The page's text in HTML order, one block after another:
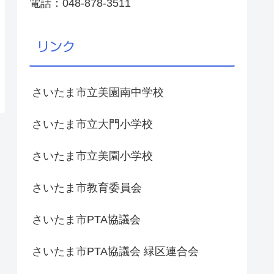
電話：048-878-3511
リンク
さいたま市立美園南中学校
さいたま市立大門小学校
さいたま市立美園小学校
さいたま市教育委員会
さいたま市PTA協議会
さいたま市PTA協議会 緑区連合会